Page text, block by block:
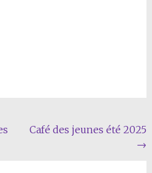
Café des jeunes été 2025
→